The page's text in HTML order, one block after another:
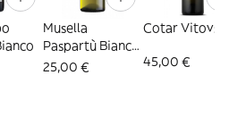
Musella
Paspartù Bianco
1LT
25,00 €
Cotar
45,00 €